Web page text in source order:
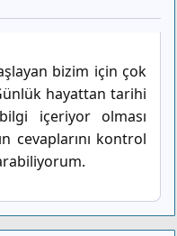
bizim için çok
hayattan tarihi
içeriyor olması
cevaplarını kontrol